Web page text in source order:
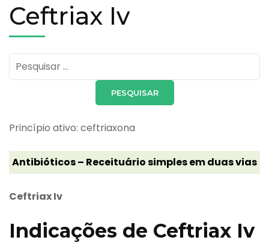
Ceftriax Iv
Pesquisar
por:
Princípio ativo: ceftriaxona
Antibióticos – Receituário simples em duas vias
Ceftriax Iv
Indicações de Ceftriax Iv